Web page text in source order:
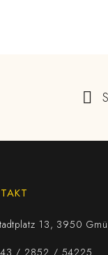
13, 3950